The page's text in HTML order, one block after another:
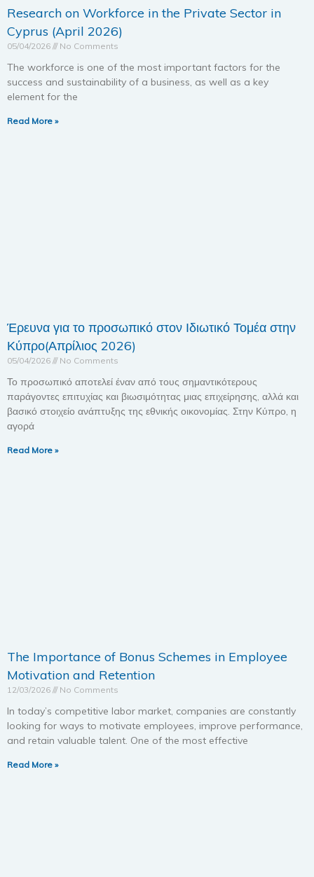
Research on Workforce in the Private Sector in
Cyprus (April 2026)
05/04/2026 No Comments
The workforce is one of the most important factors for the
success and sustainability of a business, as well as a key
element for the
Read More »
Έρευνα για το προσωπικό στον Ιδιωτικό Τομέα στην
Κύπρο(Απρίλιος 2026)
05/04/2026 No Comments
Το προσωπικό αποτελεί έναν από τους σημαντικότερους
παράγοντες επιτυχίας και βιωσιμότητας μιας επιχείρησης, αλλά και
βασικό στοιχείο ανάπτυξης της εθνικής οικονομίας. Στην Κύπρο, η
αγορά
Read More »
The Importance of Bonus Schemes in Employee
Motivation and Retention
12/03/2026 No Comments
In today’s competitive labor market, companies are constantly
looking for ways to motivate employees, improve performance,
and retain valuable talent. One of the most effective
Read More »